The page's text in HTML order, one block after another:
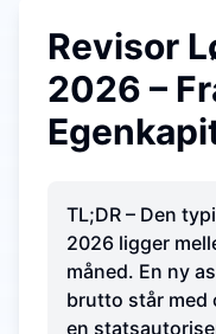
Revisor
2026 –
TL;DR – Den
2026 ligger
måned. En ny
brutto står med
en